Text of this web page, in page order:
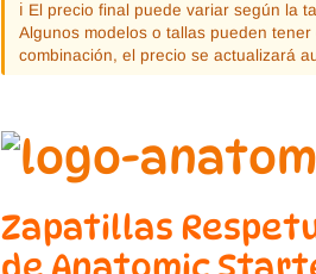
RIA
ℹ️ El precio final puede variar según la
Algunos modelos o tallas pueden
combinación, el precio se actualizará
Zapatillas